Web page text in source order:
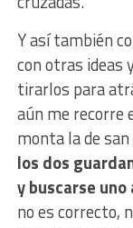
Y así también
con otras ideas
tirarlos para
aún me recorre
monta la de
los dos
y buscarse
no es correcto,